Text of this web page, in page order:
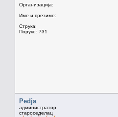
Организација:
Име и презиме:
Струка:
Поруке: 731
Pedja
администратор
староседелац